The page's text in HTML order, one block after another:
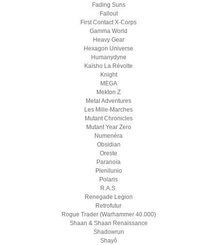
Fading Suns
Fallout
First Contact X-Corps
Gamma World
Heavy Gear
Hexagon Universe
Humanydyne
Kaïsho La Révolte
Knight
MEGA
Mekton Z
Metal Adventures
Les Mille-Marches
Mutant Chronicles
Mutant Year Zero
Numenéra
Obsidian
Oreste
Paranoïa
Plenilunio
Polaris
R.A.S.
Renegade Legion
Retrofutur
Rogue Trader (Warhammer 40.000)
Shaan & Shaan Renaissance
Shadowrun
Shayô